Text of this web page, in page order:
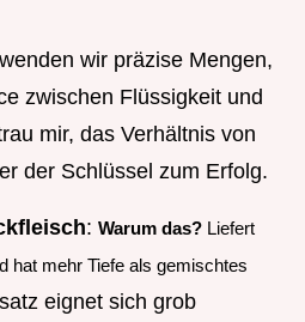
wir präzise Mengen,
zwischen Flüssigkeit und
mir, das Verhältnis von
der Schlüssel zum Erfolg.
: Warum das? Liefert
hat mehr Tiefe als gemischtes
eignet sich grob